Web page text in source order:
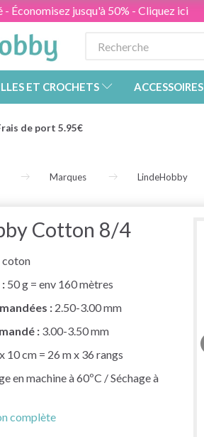
- Économisez jusqu'à 50% - Cliquez ici
ET CROCHETS ACCESSOIRES
de port 5.95€
Marques LindeHobby
Cotton 8/4
coton
50 g = env 160 mètres
: 2.50-3.00 mm
: 3.00-3.50 mm
10 cm = 26 m x 36 rangs
en machine à 60ºC / Séchage à
complète